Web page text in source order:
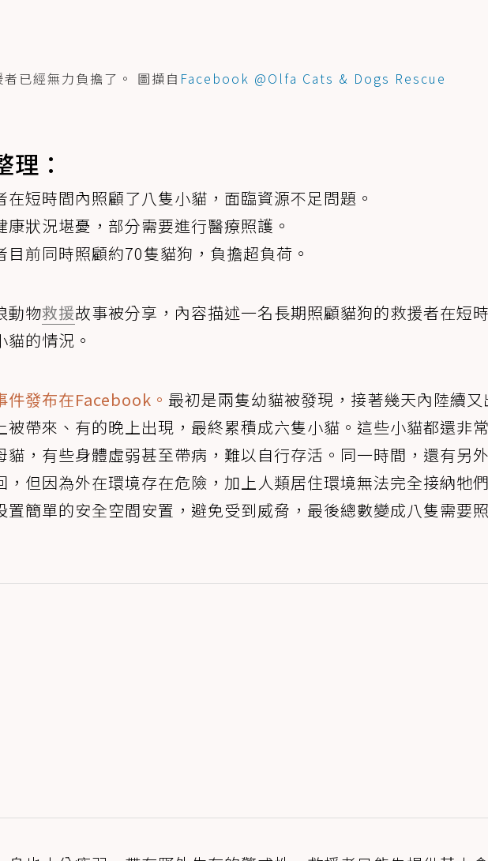
已經無力負擔了。 圖擷自 Facebook @Olfa Cats & Dogs Rescue
理：
在短時間內照顧了八隻小貓，面臨資源不足問題。
康狀況堪憂，部分需要進行醫療照護。
目前同時照顧約70隻貓狗，負擔超負荷。
動物救援故事被分享，內容描述一名長期照顧貓狗的救援者在短
的情況。
件發布在Facebook。 最初是兩隻幼貓被發現，接著幾天內陸續又
被帶來、有的晚上出現，最終累積成六隻小貓。這些小貓都還非
貓，有些身體虛弱甚至帶病，難以自行存活。同一時間，還有另
，但因為外在環境存在危險，加上人類居住環境無法完全接納牠
置簡單的安全空間安置，避免受到威脅，最後總數變成八隻需要